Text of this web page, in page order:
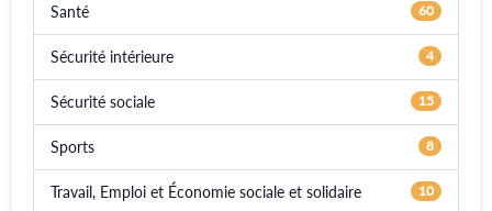
Santé 60
Sécurité intérieure 4
Sécurité sociale 15
Sports 8
Travail, Emploi et Économie sociale et solidaire 10